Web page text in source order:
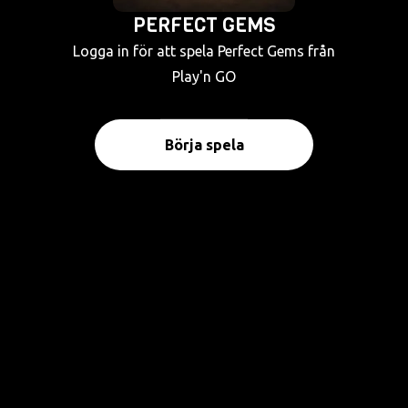
PERFECT GEMS
Logga in för att spela Perfect Gems från
Play'n GO
Börja spela